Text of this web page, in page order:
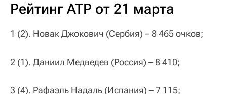
Рейтинг ATP от 21 марта
1 (2). Новак Джокович (Сербия) – 8 465 очков;
2 (1). Даниил Медведев (Россия) – 8 410;
3 (4). Рафаэль Надаль (Испания) – 7 115;